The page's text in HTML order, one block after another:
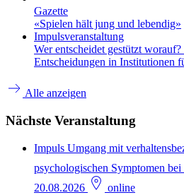
Gazette
«Spielen hält jung und lebendig»
Impulsveranstaltung
Wer entscheidet gestützt
Entscheidungen in Institutionen
Alle anzeigen
Nächste Veranstaltung
Impuls Umgang mit
psychologischen Symptomen
20.08.2026
online